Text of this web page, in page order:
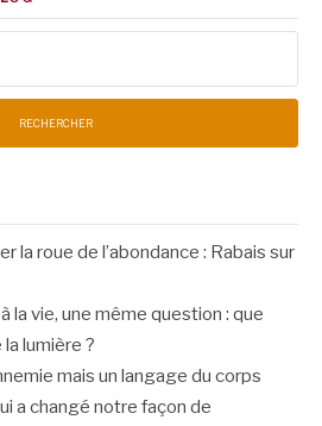
la roue de l’abondance : Rabais sur
la vie, une même question : que
lumière ?
mais un langage du corps
a changé notre façon de